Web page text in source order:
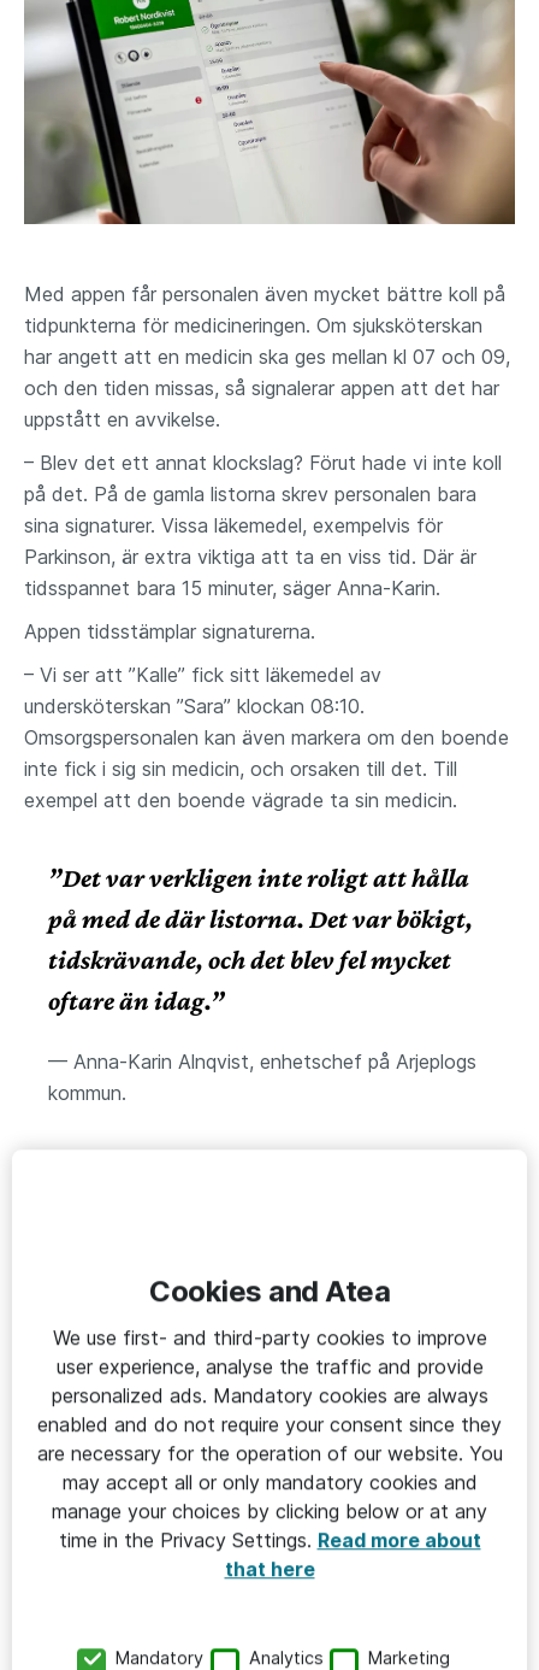
Med appen får personalen även mycket bättre koll på
tidpunkterna för medicineringen. Om sjuksköterskan
har angett att en medicin ska ges mellan kl 07 och 09,
och den tiden missas, så signalerar appen att det har
uppstått en avvikelse.
– Blev det ett annat klockslag? Förut hade vi inte koll
på det. På de gamla listorna skrev personalen bara
sina signaturer. Vissa läkemedel, exempelvis för
Parkinson, är extra viktiga att ta en viss tid. Där är
tidsspannet bara 15 minuter, säger Anna-Karin.
Appen tidsstämplar signaturerna.
– Vi ser att ”Kalle” fick sitt läkemedel av
undersköterskan ”Sara” klockan 08:10.
Omsorgspersonalen kan även markera om den boende
inte fick i sig sin medicin, och orsaken till det. Till
exempel att den boende vägrade ta sin medicin.
”Det var verkligen inte roligt att hålla
på med de där listorna. Det var bökigt,
tidskrävande, och det blev fel mycket
oftare än idag.”
— Anna-Karin Alnqvist, enhetschef på Arjeplogs
kommun.
omedelbart, när det behövs. Ibland spelar det inte så
stor roll om en tablett har missats eller getts försent,
medan i andra fall är det mer allvarligt och kräver ett
snabbt agerande.
– Ju snabbare det upptäcks att en boende inte fått
sin medicin, desto bättre är det.
På så sätt kan onödigt mycket lidande undvikas. Det
är stor skillnad för den dementa äldre damen om hon
får i sig sin sömnmedicin och sina värktabletter före
Cookies and Atea
We use first- and third-party cookies to improve
user experience, analyse the traffic and provide
personalized ads. Mandatory cookies are always
enabled and do not require your consent since they
are necessary for the operation of our website. You
may accept all or only mandatory cookies and
manage your choices by clicking below or at any
time in the Privacy Settings. Read more about
that here
Mandatory Analytics Marketing